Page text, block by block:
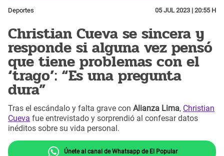
Deportes 05 JUL 2023 | 20:55 H
Christian Cueva se sincera y
responde si alguna vez pensó
que tiene problemas con el
‘trago’: “Es una pregunta
dura”
Tras el escándalo y falta grave con Alianza Lima, Christian
Cueva fue entrevistado y sorprendió al confesar datos
inéditos sobre su vida personal.
Únete al canal de Whatsapp de El Popular